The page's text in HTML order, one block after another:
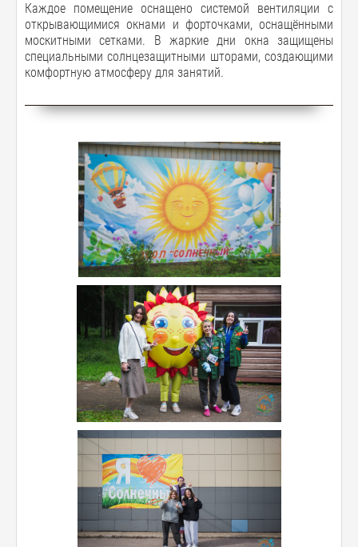
Каждое помещение оснащено системой вентиляции с
открывающимися окнами и форточками, оснащёнными
москитными сетками. В жаркие дни окна защищены
специальными солнцезащитными шторами, создающими
комфортную атмосферу для занятий.